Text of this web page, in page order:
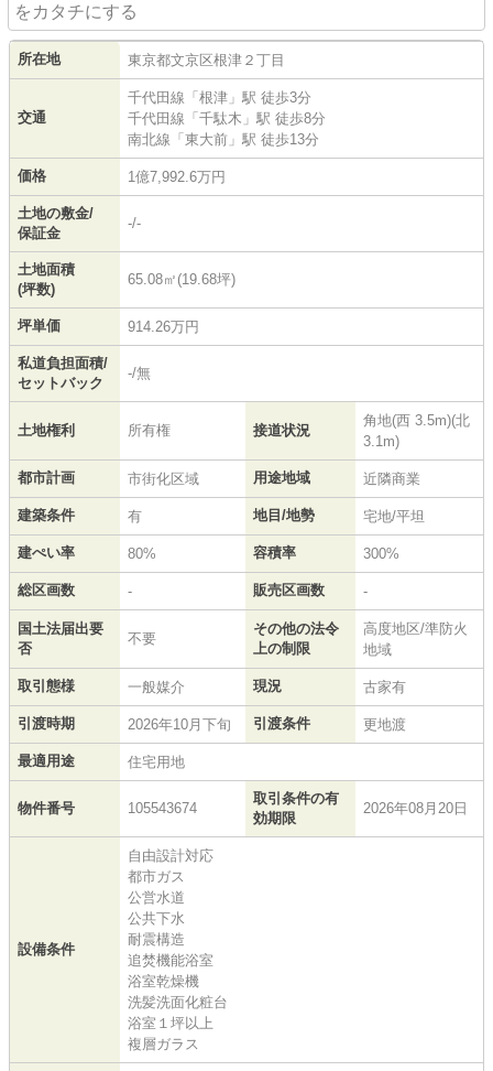
をカタチにする
所在地 東京都文京区根津 ２丁目
交通
千代田線 「 根津 」駅 徒歩3分
千代田線 「 千駄木 」駅 徒歩8分
南北線 「 東大前 」駅 徒歩13分
価格 1億7,992.6万円
土地の敷金/
保証金
-/-
土地面積
(坪数)
65.08㎡(19.68坪)
坪単価 914.26万円
私道負担面積/
セットバック
-/無
土地権利 所有権 接道状況
角地(西 3.5m)(北
3.1m)
都市計画 市街化区域 用途地域 近隣商業
建築条件 有 地目/地勢 宅地/平坦
建ぺい率 80% 容積率 300%
総区画数 - 販売区画数 -
国土法届出要
否
不要
その他の法令
上の制限
高度地区/準防火
地域
取引態様 一般媒介 現況 古家有
引渡時期 2026年10月下旬 引渡条件 更地渡
最適用途 住宅用地
物件番号 105543674
取引条件の有
効期限
2026年08月20日
設備条件
自由設計対応
都市ガス
公営水道
公共下水
耐震構造
追焚機能浴室
浴室乾燥機
洗髪洗面化粧台
浴室１坪以上
複層ガラス